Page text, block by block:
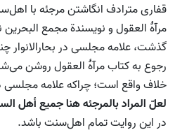
قفاری مترادف انگاشتن مرجئه با
مرآۀ العقول و نویسندة مجمع
گذشت، علامه مجلسی در بحارالانوار
رجوع به کتاب مرآۀ العقول روشن
خلاف واقع است؛ چرا‌که علامه
لعلّ المراد بالمرجئه هنا جمیع أهل
در این روایت تمام اهل‌سنت باشد.